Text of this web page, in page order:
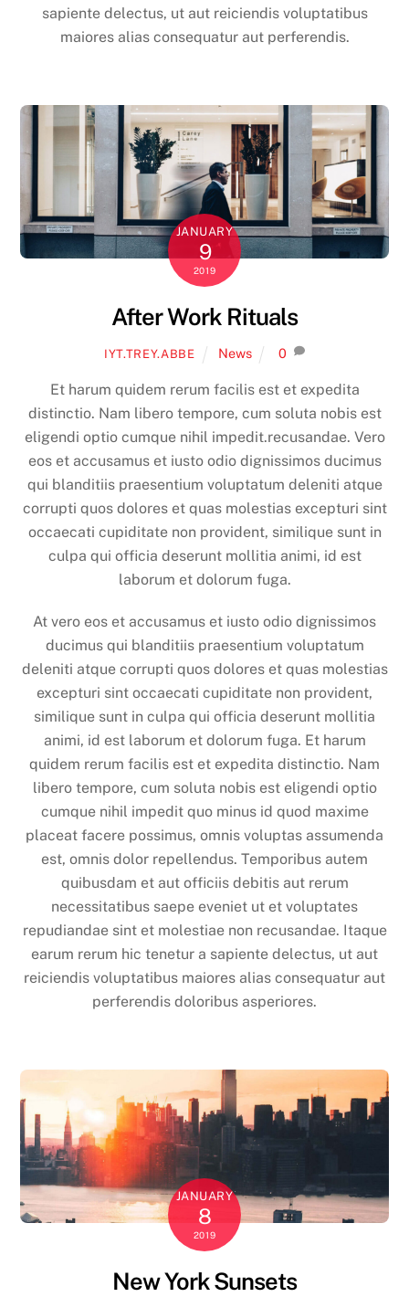
sapiente delectus, ut aut reiciendis voluptatibus
maiores alias consequatur aut perferendis.
JANUARY
9
2019
After Work Rituals
IYT.TREY.ABBE News 0
Et harum quidem rerum facilis est et expedita
distinctio. Nam libero tempore, cum soluta nobis est
eligendi optio cumque nihil impedit.recusandae. Vero
eos et accusamus et iusto odio dignissimos ducimus
qui blanditiis praesentium voluptatum deleniti atque
corrupti quos dolores et quas molestias excepturi sint
occaecati cupiditate non provident, similique sunt in
culpa qui officia deserunt mollitia animi, id est
laborum et dolorum fuga.
At vero eos et accusamus et iusto odio dignissimos
ducimus qui blanditiis praesentium voluptatum
deleniti atque corrupti quos dolores et quas molestias
excepturi sint occaecati cupiditate non provident,
similique sunt in culpa qui officia deserunt mollitia
animi, id est laborum et dolorum fuga. Et harum
quidem rerum facilis est et expedita distinctio. Nam
libero tempore, cum soluta nobis est eligendi optio
cumque nihil impedit quo minus id quod maxime
placeat facere possimus, omnis voluptas assumenda
est, omnis dolor repellendus. Temporibus autem
quibusdam et aut officiis debitis aut rerum
necessitatibus saepe eveniet ut et voluptates
repudiandae sint et molestiae non recusandae. Itaque
earum rerum hic tenetur a sapiente delectus, ut aut
reiciendis voluptatibus maiores alias consequatur aut
perferendis doloribus asperiores.
JANUARY
8
2019
New York Sunsets